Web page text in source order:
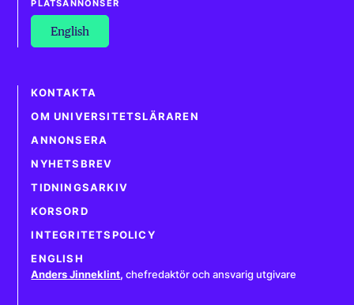
PLATSANNONSER
English
KONTAKTA
OM UNIVERSITETSLÄRAREN
ANNONSERA
NYHETSBREV
TIDNINGSARKIV
KORSORD
INTEGRITETSPOLICY
ENGLISH
Anders Jinneklint, chefredaktör och ansvarig utgivare